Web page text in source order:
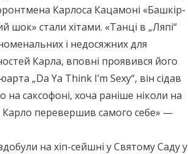
Карлоса Кацамоні «Башкір-
шок» стали хітами. «Танці в „Ляпі“
і недосяжних для
Карла, вповні проявився його
„Da Ya Think I’m Sexy“, він сідав
на саксофоні, хоча раніше ніколи на
Карло перевершив самого себе» —
на хіп-сейшні у Святому Саду у